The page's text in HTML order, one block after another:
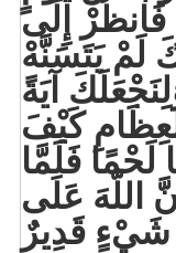
إِلَى
لَمْ يَتَسَنَّهْ
آيَةً
كَيْفَ
فَلَمَّا
اللّهَ عَلَى
قَدِيرٌ